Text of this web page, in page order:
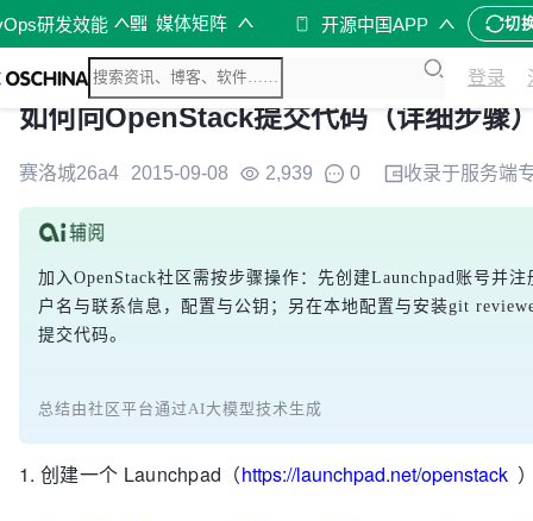
研发效能 媒体矩阵 开源中国APP 切
登录
如何向OpenStack提交代码（详细步骤
赛洛城26a4 2015-09-08 2,939 0 收录于服务端
加入OpenStack社区需按步骤操作：先创建Launchpad账号并
户名与联系信息，配置与公钥；另在本地配置与安装git
提交代码。
总结由社区平台通过AI大模型技术生成
1. 创建一个 Launchpad（https://launchpad.net/openstack